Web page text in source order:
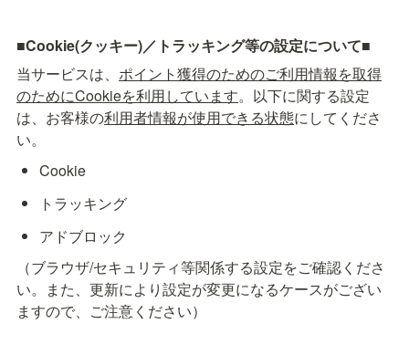
■Cookie(クッキー)／トラッキング等の設定について■
当サービスは、 ポイント獲得のためのご利用情報を取得
のためにCookieを利用しています。以下に関する設定
は、お客様の利用者情報が使用できる状態にしてくださ
い。
Cookie
トラッキング
アドブロック
（ブラウザ/セキュリティ等関係する設定をご確認くださ
い。また、更新により設定が変更になるケースがござい
ますので、ご注意ください）